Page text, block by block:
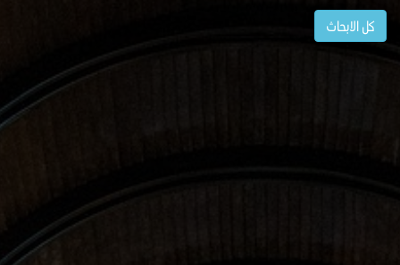
كل الابحاث